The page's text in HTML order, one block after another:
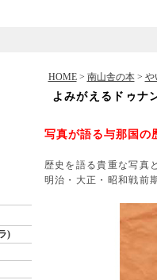
)
HOME> 南山舎の本> や
よみがえるドゥナ
写真が語る与那国の
歴史を語る貴重な写真
明治・大正・昭和戦前